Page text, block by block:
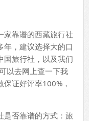
家靠谱的西藏旅行社
年，建议选择大的口
国旅行社，以及我们
以去网上查一下我
证好评率100%，
是否靠谱的方式：旅